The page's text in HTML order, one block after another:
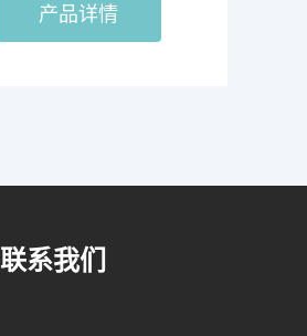
产品详情
联系我们